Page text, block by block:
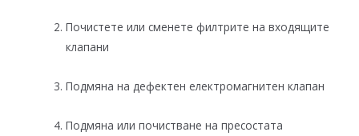
Почистете или сменете филтрите на входящите
клапани
Подмяна на дефектен електромагнитен клапан
Подмяна или почистване на пресостата